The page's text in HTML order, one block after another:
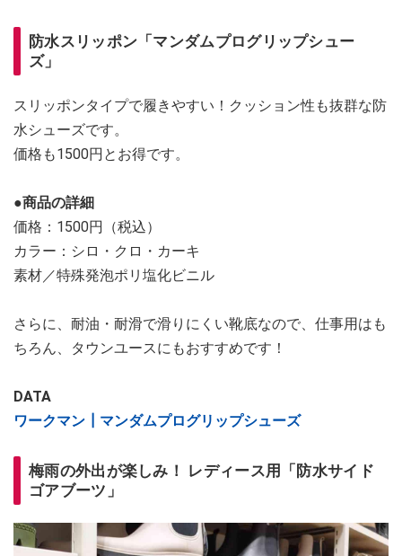
防水スリッポン「マンダムプログリップシュー
ズ」
スリッポンタイプで履きやすい！クッション性も抜群な防
水シューズです。
価格も1500円とお得です。
●商品の詳細
価格：1500円（税込）
カラー：シロ・クロ・カーキ
素材／特殊発泡ポリ塩化ビニル
さらに、耐油・耐滑で滑りにくい靴底なので、仕事用はも
ちろん、タウンユースにもおすすめです！
DATA
ワークマン┃マンダムプログリップシューズ
梅雨の外出が楽しみ！ レディース用「防水サイド
ゴアブーツ」